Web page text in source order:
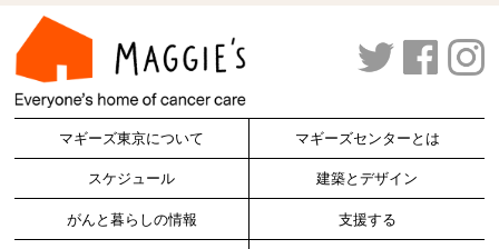
マギーズ東京について マギーズセンターとは
スケジュール 建築とデザイン
がんと暮らしの情報 支援する